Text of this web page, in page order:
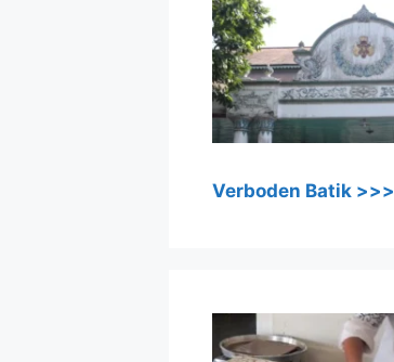
Verboden Batik >>>